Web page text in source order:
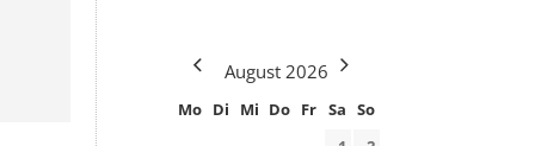
August 2026
Mo Di Mi Do Fr Sa So